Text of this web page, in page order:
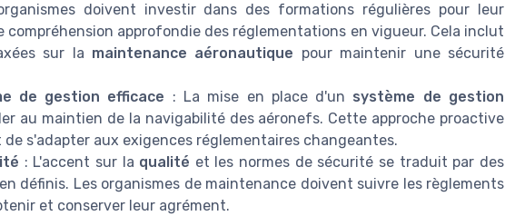
doivent investir dans des formations régulières pour leur
compréhension approfondie des réglementations en vigueur. Cela inclut
sur la maintenance aéronautique pour maintenir une sécurité
de gestion efficace : La mise en place d'un système de gestion
au maintien de la navigabilité des aéronefs. Cette approche proactive
s'adapter aux exigences réglementaires changeantes.
: L'accent sur la qualité et les normes de sécurité se traduit par des
définis. Les organismes de maintenance doivent suivre les règlements
et conserver leur agrément.